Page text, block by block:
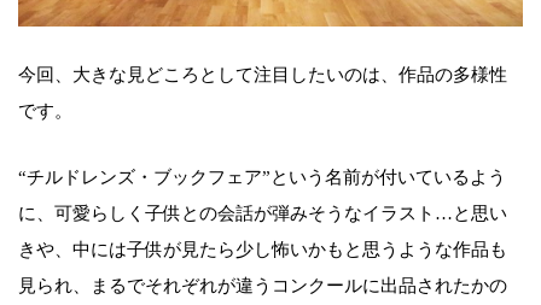
今回、大きな見どころとして注目したいのは、作品の多様性
です。
“チルドレンズ・ブックフェア”という名前が付いているよう
に、可愛らしく子供との会話が弾みそうなイラスト…と思い
きや、中には子供が見たら少し怖いかもと思うような作品も
見られ、まるでそれぞれが違うコンクールに出品されたかの